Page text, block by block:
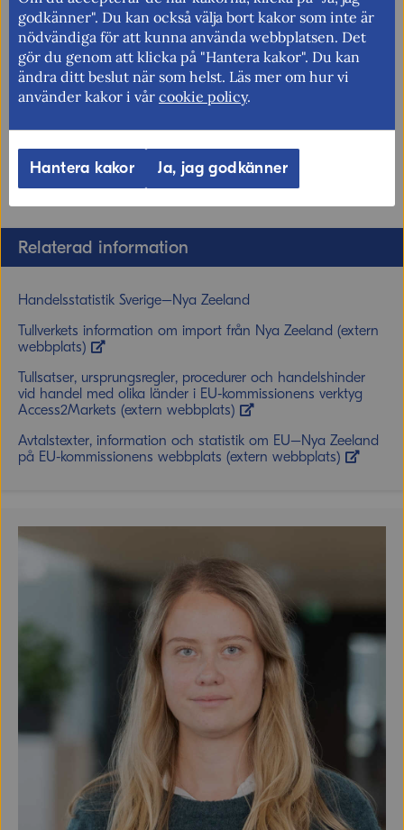
inom flera viktiga sektorer, bland annat finansiella
tjänster, telekommunikation och sjötransport.
Digital handel
respekterar varandras regler på området.
Relaterad information
Handelsstatistik Sverige–Nya Zeeland
Tullverkets information om import från Nya Zeeland (extern
webbplats)
Tullsatser, ursprungsregler, procedurer och handelshinder
vid handel med olika länder i EU-kommissionens verktyg
Access2Markets (extern webbplats)
Avtalstexter, information och statistik om EU–Nya Zeeland
på EU-kommissionens webbplats (extern webbplats)
godkänner". Du kan också välja bort kakor som inte är
nödvändiga för att kunna använda webbplatsen. Det
gör du genom att klicka på "Hantera kakor". Du kan
ändra ditt beslut när som helst. Läs mer om hur vi
använder kakor i vår cookie policy.
Hantera kakor Ja, jag godkänner